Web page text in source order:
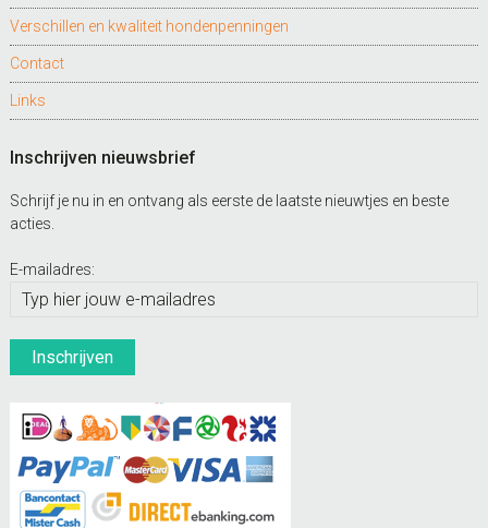
Verschillen en kwaliteit hondenpenningen
Contact
Links
Inschrijven nieuwsbrief
Schrijf je nu in en ontvang als eerste de laatste nieuwtjes en beste
acties.
E-mailadres: